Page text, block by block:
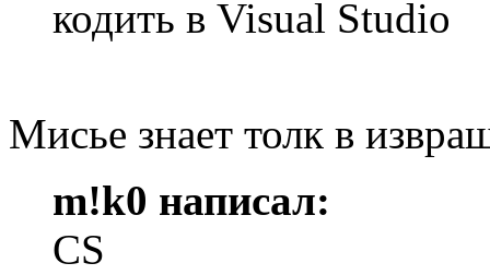
кодить в Visual Studio
Мисье знает толк в
m!k0 написал:
CS